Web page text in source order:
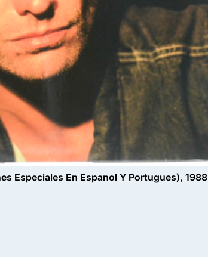
Especiales En Espanol Y Portugues), 1988